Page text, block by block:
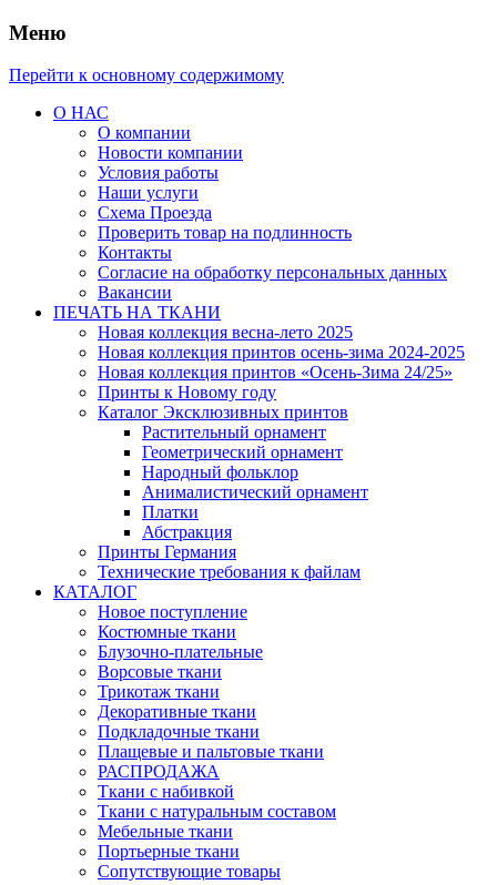
Меню
Перейти к основному содержимому
О НАС
О компании
Новости компании
Условия работы
Наши услуги
Схема Проезда
Проверить товар на подлинность
Контакты
Согласие на обработку персональных данных
Вакансии
ПЕЧАТЬ НА ТКАНИ
Новая коллекция весна-лето 2025
Новая коллекция принтов осень-зима 2024-2025
Новая коллекция принтов «Осень-Зима 24/25»
Принты к Новому году
Каталог Эксклюзивных принтов
Растительный орнамент
Геометрический орнамент
Народный фольклор
Анималистический орнамент
Платки
Абстракция
Принты Германия
Технические требования к файлам
КАТАЛОГ
Новое поступление
Костюмные ткани
Блузочно-плательные
Ворсовые ткани
Трикотаж ткани
Декоративные ткани
Подкладочные ткани
Плащевые и пальтовые ткани
РАСПРОДАЖА
Ткани с набивкой
Ткани с натуральным составом
Мебельные ткани
Портьерные ткани
Сопутствующие товары